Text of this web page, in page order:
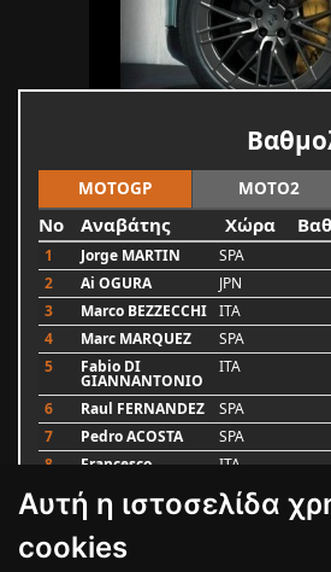
Αυτή η ιστοσελίδα
cookies
MOTOGP MOTO2
No Αναβάτης Χώρα
1 Jorge MARTIN SPA
2
Ai OGURA JPN
3
Marco BEZZECCHI ITA
4
Marc MARQUEZ SPA
5
Fabio DI
GIANNANTONIO
ITA
6 Raul FERNANDEZ SPA
7
Pedro ACOSTA SPA
8
Francesco ITA
9 Alex MARQUEZ SPA
Luca MARINI